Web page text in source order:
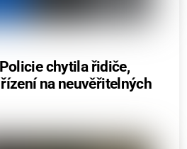
chytila řidiče,
na neuvěřitelných